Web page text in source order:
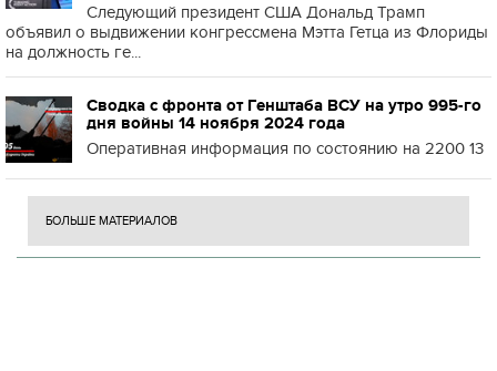
Следующий президент США Дональд Трамп
объявил о выдвижении конгрессмена Мэтта Гетца из Флориды
на должность ге...
Сводка с фронта от Генштаба ВСУ на утро 995-го
дня войны 14 ноября 2024 года
Оперативная информация по состоянию на 2200 13
БОЛЬШЕ МАТЕРИАЛОВ